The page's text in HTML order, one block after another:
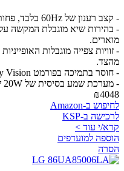
- קצב רענון של 60Hz בלבד, פחות מתאים לגיימינג תחרותי ב-120Hz.
מוארים.
מהצד.
- חוסר בתמיכה בפורמט Dolby Vision, כמקובל במכשירי סמסונג.
- מערכת שמע בסיסית של 20W שעלולה להרגיש חלשה למסך בגודל כזה.
₪4048
לחיפוש ב-Amazon
לרכישה ב-KSP
קרא/י עוד >
הוספה למועדפים
הסרה